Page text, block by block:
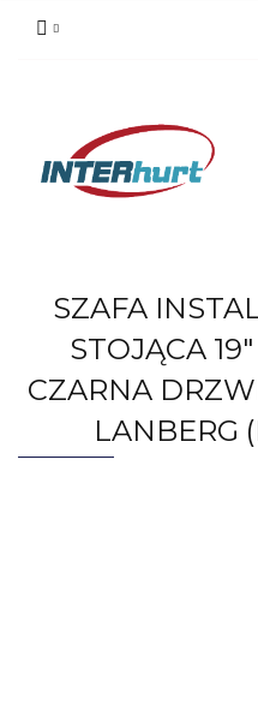
SZAFA
STOJĄCA
CZARNA
LANBERG